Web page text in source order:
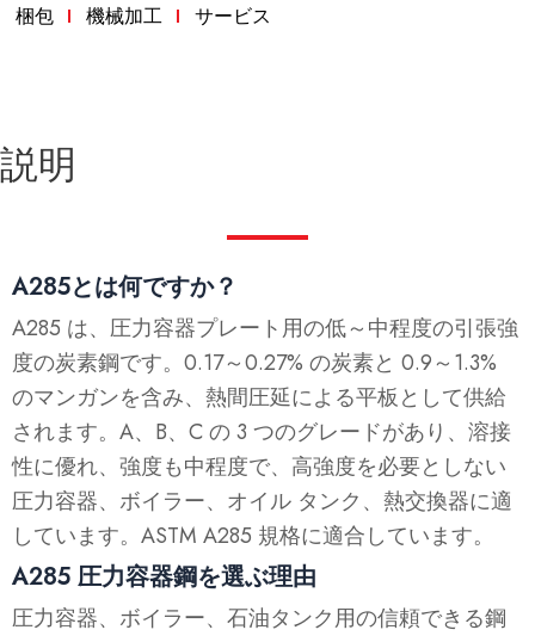
梱包
機械加工 サービス
説明
A285とは何ですか？
A285 は、圧力容器プレート用の低～中程度の引張強
度の炭素鋼です。0.17～0.27% の炭素と 0.9～1.3%
のマンガンを含み、熱間圧延による平板として供給
されます。A、B、C の 3 つのグレードがあり、溶接
性に優れ、強度も中程度で、高強度を必要としない
圧力容器、ボイラー、オイル タンク、熱交換器に適
しています。ASTM A285 規格に適合しています。
A285 圧力容器鋼を選ぶ理由
圧力容器、ボイラー、石油タンク用の信頼できる鋼